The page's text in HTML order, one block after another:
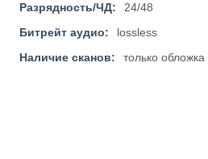
Разрядность/ЧД:
24/48
Битрейт аудио:
lossless
Наличие сканов:
только обложка